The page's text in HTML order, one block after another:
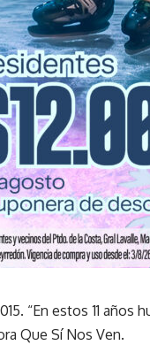
“En estos 11 años
Que Sí Nos Ven.